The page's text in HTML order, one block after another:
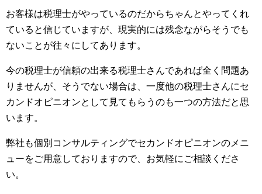
お客様は税理士がやっているのだからちゃんとやってくれ
ていると信じていますが、現実的には残念ながらそうでも
ないことが往々にしてあります。
今の税理士が信頼の出来る税理士さんであれば全く問題あ
りませんが、そうでない場合は、一度他の税理士さんにセ
カンドオピニオンとして見てもらうのも一つの方法だと思
います。
弊社も個別コンサルティングでセカンドオピニオンのメニ
ューをご用意しておりますので、お気軽にご相談くださ
い。